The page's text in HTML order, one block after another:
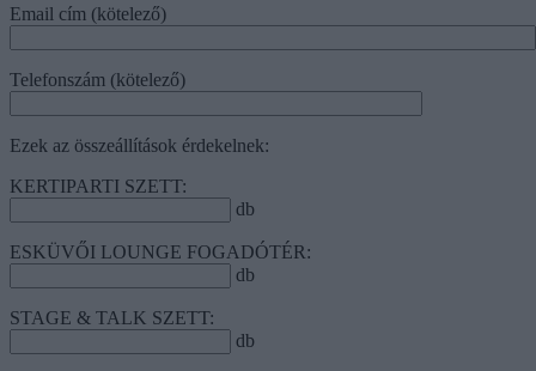
Email cím (kötelező)
Telefonszám (kötelező)
Ezek az összeállítások érdekelnek:
KERTIPARTI SZETT:
db
ESKÜVŐI LOUNGE FOGADÓTÉR:
db
STAGE & TALK SZETT:
db